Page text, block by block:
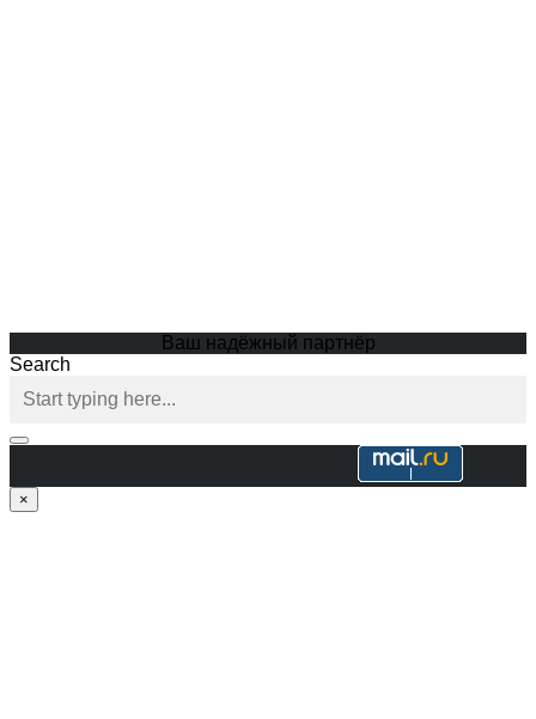
Ваш надёжный партнёр
Search
×